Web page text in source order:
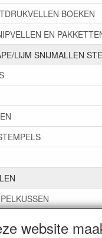
website
BOEKEN
EN
LIJM SNIJMALLEN